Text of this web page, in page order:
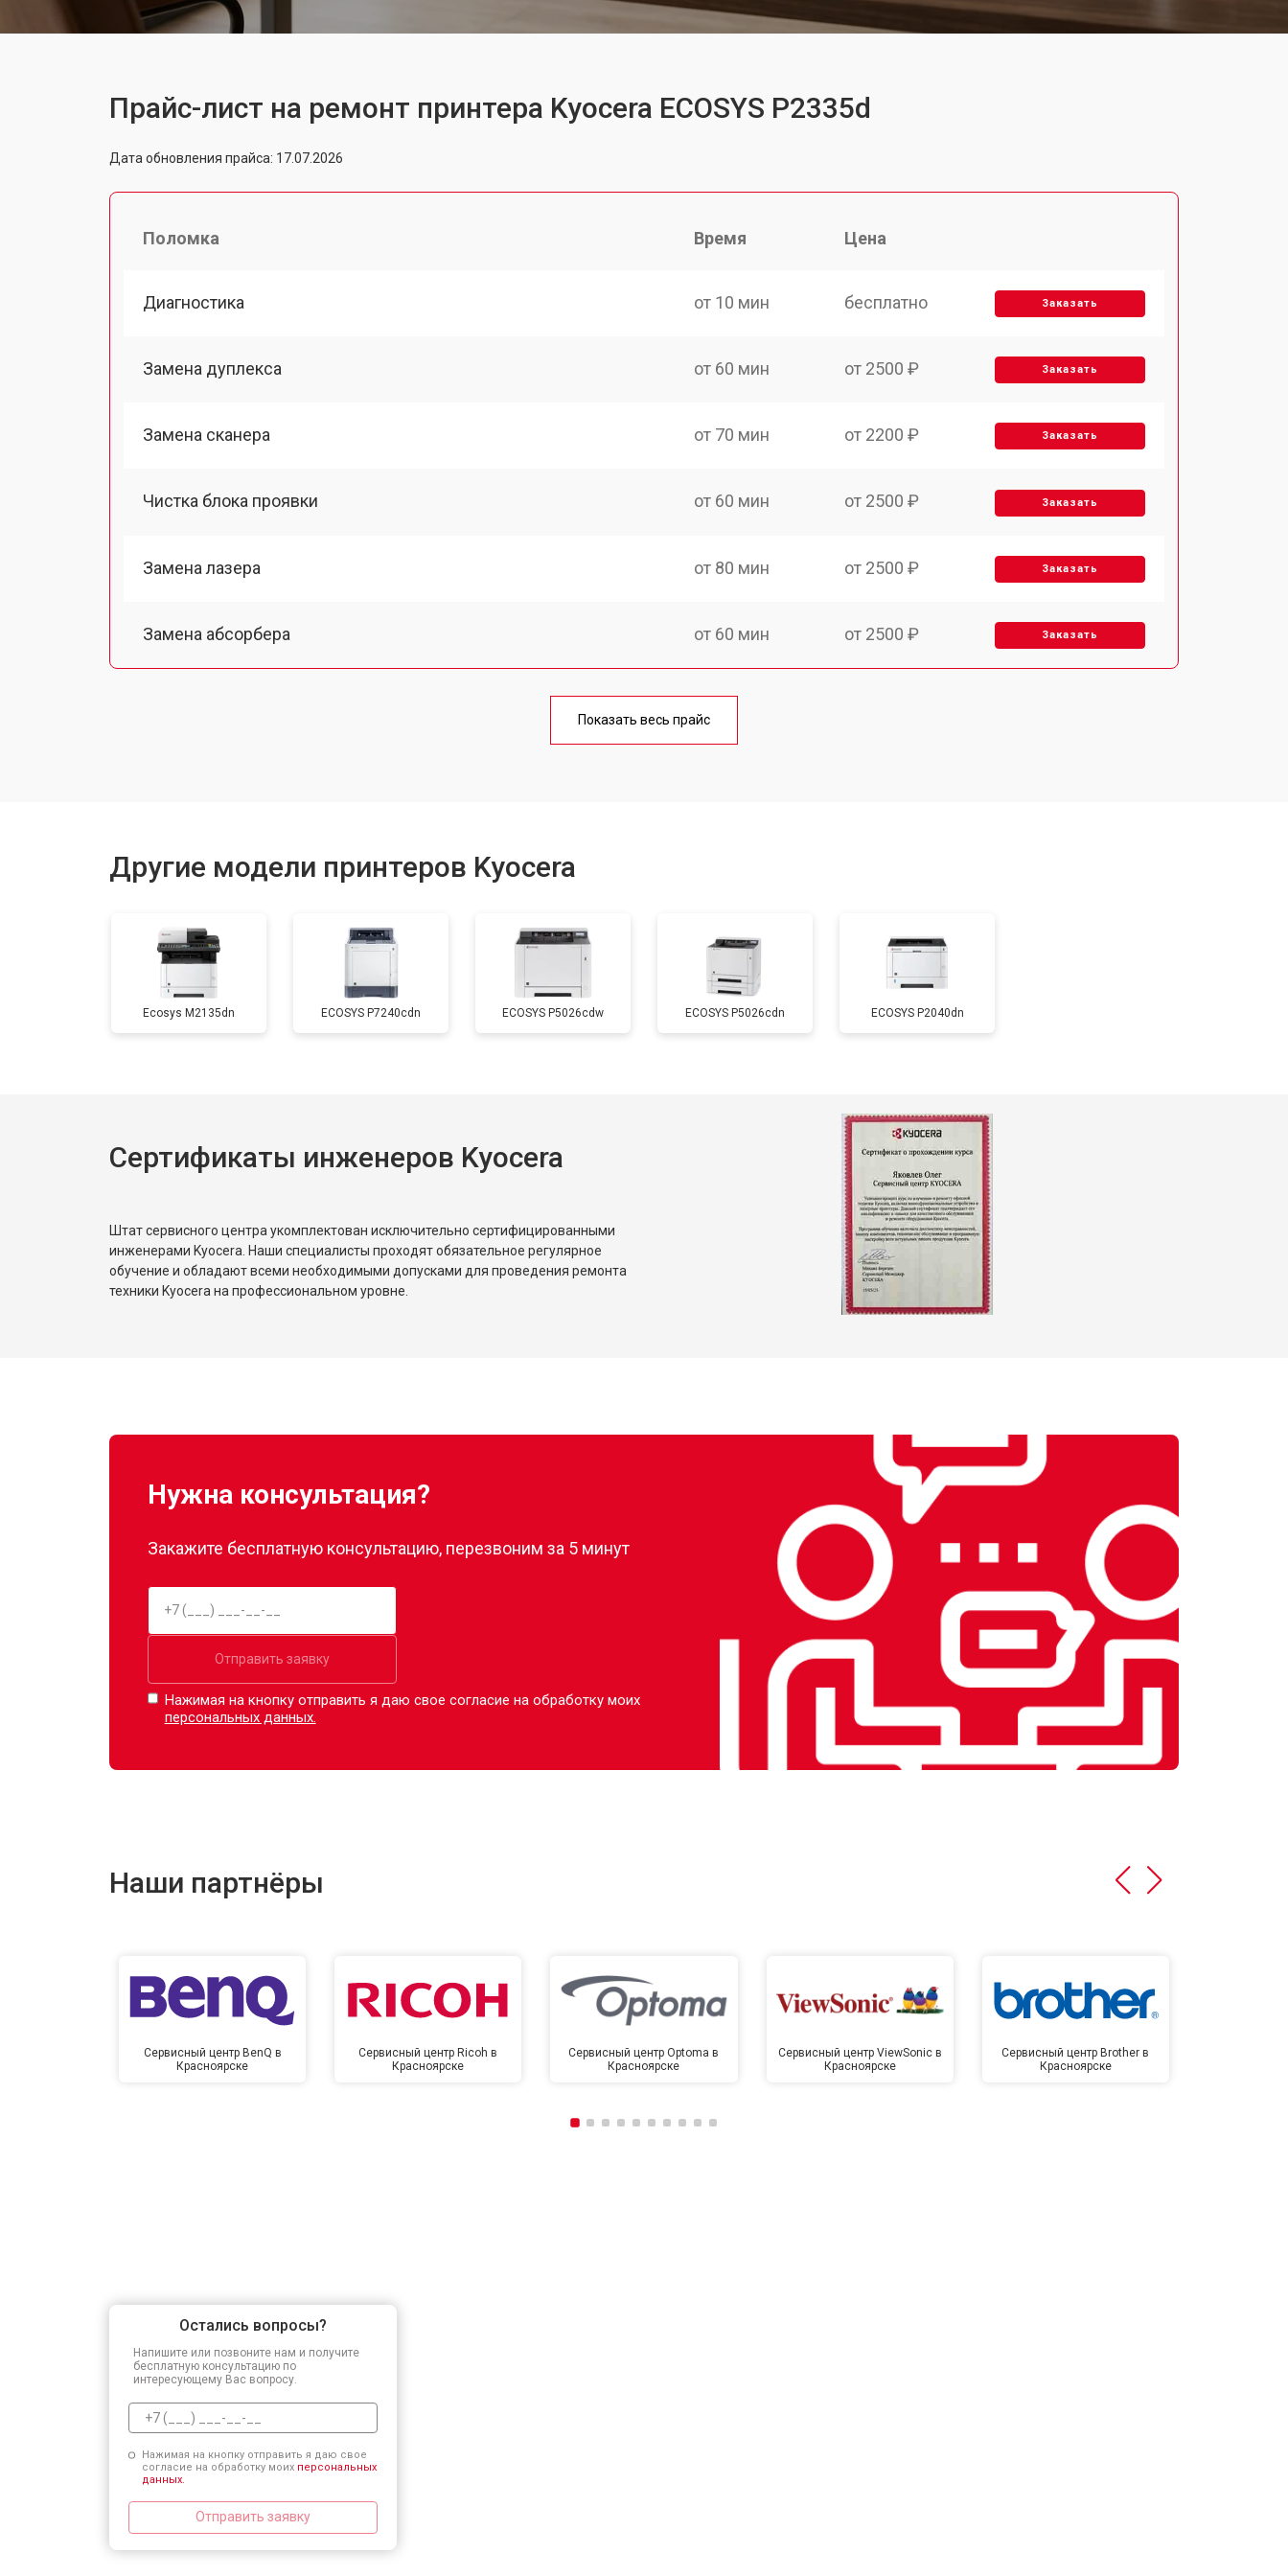
Прайс-лист на ремонт принтера Kyocera ECOSYS P2335d
Дата обновления прайса: 17.07.2026
Поломка Время Цена
Диагностика от 10 мин бесплатно Заказать
Замена дуплекса от 60 мин от 2500 ₽ Заказать
Замена сканера от 70 мин от 2200 ₽ Заказать
Чистка блока проявки от 60 мин от 2500 ₽ Заказать
Замена лазера от 80 мин от 2500 ₽ Заказать
Замена абсорбера от 60 мин от 2500 ₽ Заказать
от 100 мин
Замена печатной головки от 80 мин
Замена каретки от 60 мин от 2600 ₽
Замена блока питания от 2300 ₽
Замена вала от 2600 ₽
Показать весь прайс
Другие модели принтеров Kyocera
Ecosys M2135dn ECOSYS P7240cdn ECOSYS P5026cdw ECOSYS P5026cdn ECOSYS P2040dn
Сертификаты инженеров Kyocera
Штат сервисного центра укомплектован исключительно сертифицированными
инженерами Kyocera. Наши специалисты проходят обязательное регулярное
обучение и обладают всеми необходимыми допусками для проведения ремонта
техники Kyocera на профессиональном уровне.
Нужна консультация?
Закажите бесплатную консультацию, перезвоним за 5 минут
Отправить заявку
Нажимая на кнопку отправить я даю свое согласие на обработку моих
персональных данных.
Наши партнёры
Сервисный центр BenQ в
Красноярске
Сервисный центр Ricoh в
Красноярске
Сервисный центр Optoma в
Красноярске
Сервисный центр ViewSonic в
Красноярске
Сервисный центр Brother в
Красноярске
Остались вопросы?
Напишите или позвоните нам и получите
бесплатную консультацию по
интересующему Вас вопросу.
Нажимая на кнопку отправить я даю свое
согласие на обработку моих персональных
данных.
Отправить заявку